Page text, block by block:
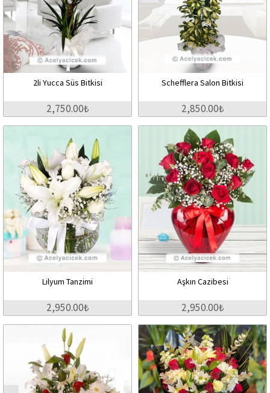
2li Yucca Süs Bitkisi
2,750.00₺
Schefflera Salon Bitkisi
2,850.00₺
Lilyum Tanzimi
2,950.00₺
Aşkın Cazibesi
2,950.00₺